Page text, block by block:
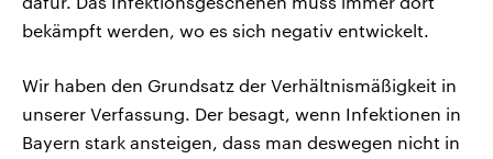
bekämpft werden, wo es sich negativ entwickelt.
Wir haben den Grundsatz der Verhältnismäßigkeit in
unserer Verfassung. Der besagt, wenn Infektionen in
Bayern stark ansteigen, dass man deswegen nicht in